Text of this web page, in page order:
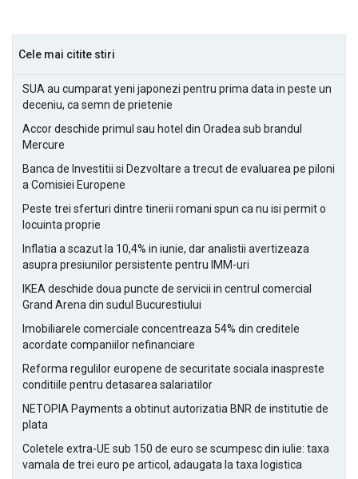
Cele mai citite stiri
SUA au cumparat yeni japonezi pentru prima data in peste un
deceniu, ca semn de prietenie
Accor deschide primul sau hotel din Oradea sub brandul
Mercure
Banca de Investitii si Dezvoltare a trecut de evaluarea pe piloni
a Comisiei Europene
Peste trei sferturi dintre tinerii romani spun ca nu isi permit o
locuinta proprie
Inflatia a scazut la 10,4% in iunie, dar analistii avertizeaza
asupra presiunilor persistente pentru IMM-uri
IKEA deschide doua puncte de servicii in centrul comercial
Grand Arena din sudul Bucurestiului
Imobiliarele comerciale concentreaza 54% din creditele
acordate companiilor nefinanciare
Reforma regulilor europene de securitate sociala inaspreste
conditiile pentru detasarea salariatilor
NETOPIA Payments a obtinut autorizatia BNR de institutie de
plata
Coletele extra-UE sub 150 de euro se scumpesc din iulie: taxa
vamala de trei euro pe articol, adaugata la taxa logistica